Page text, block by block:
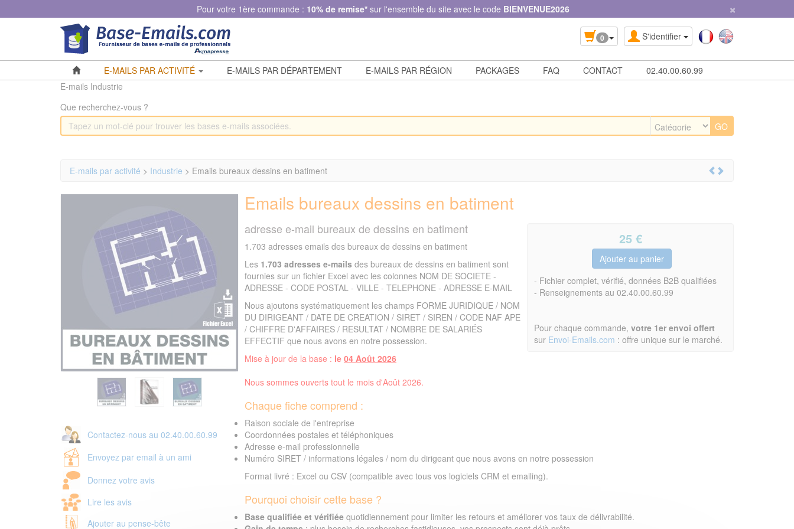
Pour votre 1ère commande : 10% de remise* sur l'ensemble du site avec le code BIENVENUE2026 ×
S'identifier
0
E-MAILS PAR ACTIVITÉ E-MAILS PAR DÉPARTEMENT E-MAILS PAR RÉGION PACKAGES FAQ CONTACT
02.40.00.60.99
E-mails Industrie
Que recherchez-vous ?
E-mails par activité > Industrie > Emails bureaux dessins en batiment
Contactez-nous au 02.40.00.60.99
Envoyez par email à un ami
Donnez votre avis
Lire les avis
Ajouter au pense-bête
Emails bureaux dessins en batiment
25 €
- Fichier complet, vérifié, données B2B qualifiées
- Renseignements au 02.40.00.60.99
Pour chaque commande, votre 1er envoi offert
sur Envoi-Emails.com : offre unique sur le marché.
adresse e-mail bureaux de dessins en batiment
1.703 adresses emails des bureaux de dessins en batiment
Les 1.703 adresses e-mails des bureaux de dessins en batiment sont
fournies sur un fichier Excel avec les colonnes NOM DE SOCIETE -
ADRESSE - CODE POSTAL - VILLE - TELEPHONE - ADRESSE E-MAIL
Nous ajoutons systématiquement les champs FORME JURIDIQUE / NOM
DU DIRIGEANT / DATE DE CREATION / SIRET / SIREN / CODE NAF APE
/ CHIFFRE D'AFFAIRES / RESULTAT / NOMBRE DE SALARIÉS
EFFECTIF que nous avons en notre possession.
Mise à jour de la base : le 04 Août 2026
Nous sommes ouverts tout le mois d'Août 2026.
Chaque fiche comprend :
Raison sociale de l'entreprise
Coordonnées postales et téléphoniques
Adresse e-mail professionnelle
Numéro SIRET / informations légales / nom du dirigeant que nous avons en notre possession
Format livré : Excel ou CSV (compatible avec tous vos logiciels CRM et emailing).
Pourquoi choisir cette base ?
Base qualifiée et vérifiée quotidiennement pour limiter les retours et améliorer vos taux de délivrabilité.